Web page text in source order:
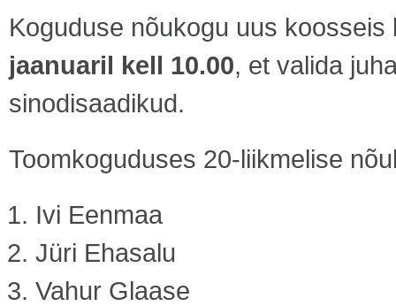
Koguduse nõukogu uus
jaanuaril kell 10.00, et valida
sinodisaadikud.
Toomkoguduses 20-liikmelise
Ivi Eenmaa
Jüri Ehasalu
Vahur Glaase